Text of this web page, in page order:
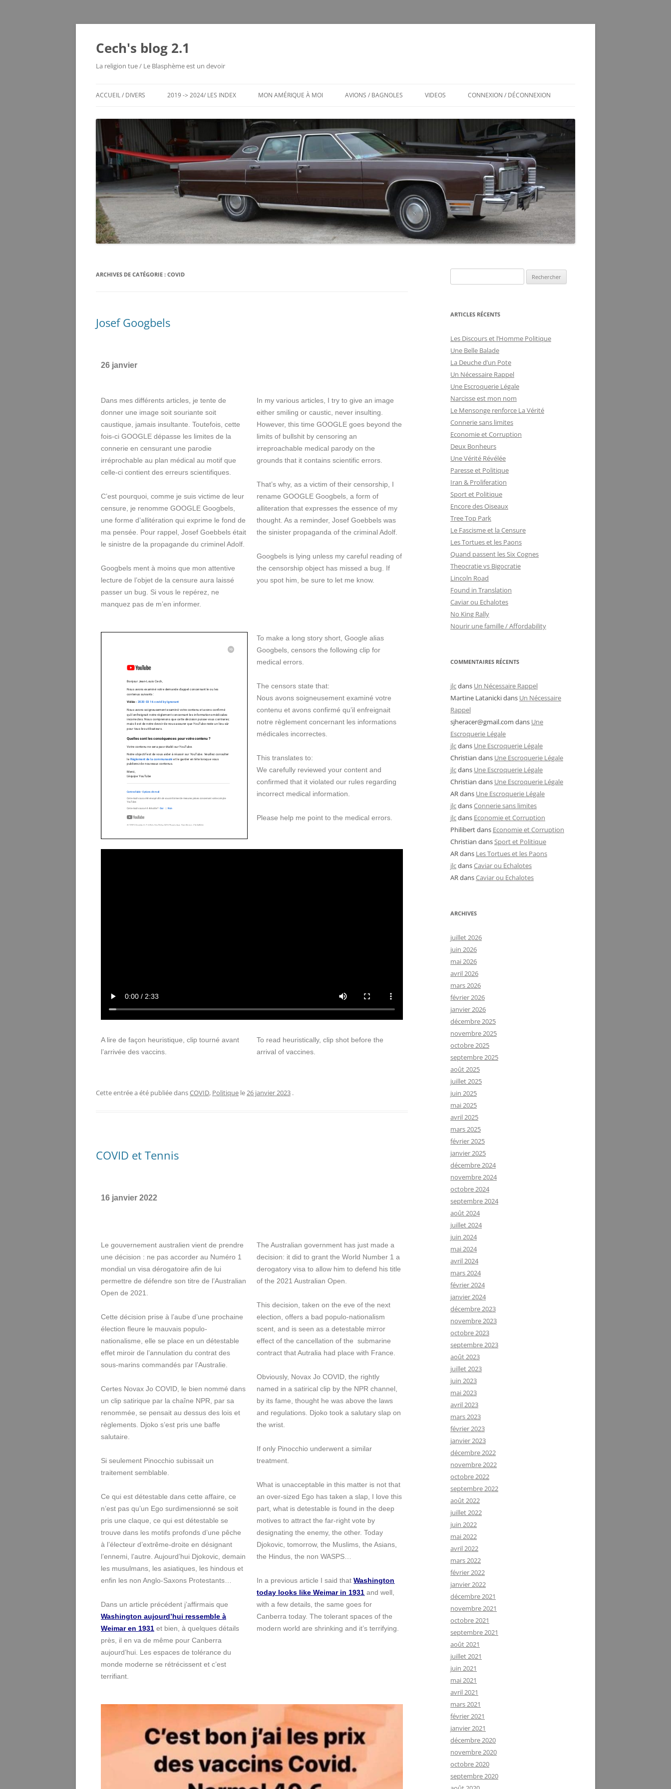
Cech's blog 2.1
La religion tue / Le Blasphème est un devoir
ACCUEIL / DIVERS
LES VOYAGES RÊVÉS
ECHEC / JEUX DE RÉFLEXION
SERVER STATUS
LE VIEUX BLOG
2019 -> 2024/ LES INDEX
MAYOTTE 2004
MON AMÉRIQUE À MOI
MON AMÉRIQUE À MOI / MENU LES PUBS TOXIQUES
ARCHITECTURE BIZARRE ET TOUT
VENANT
AVIONS / BAGNOLES
AVIONS ET BAGNOLES (MENU) 350SL / LOG
350 SL LES SOUCIS D’UNE
ADOPTION MAL GÉRÉE
VÉRINS DE COFFRE 350SL
SCHÉMA ÉLECTRIQUE 2CV6 PAST
DE LA FRILOSITÉ
VIDEOS CONNEXION / DÉCONNEXION
ARCHIVES DE CATÉGORIE : COVID
Josef Googbels
26 janvier
Dans mes différents articles, je tente de
donner une image soit souriante soit
caustique, jamais insultante. Toutefois, cette
fois-ci GOOGLE dépasse les limites de la
connerie en censurant une parodie
irréprochable au plan médical au motif que
celle-ci contient des erreurs scientifiques.
C’est pourquoi, comme je suis victime de leur
censure, je renomme GOOGLE Googbels,
une forme d’allitération qui exprime le fond de
ma pensée. Pour rappel, Josef Goebbels était
le sinistre de la propagande du criminel Adolf.
Googbels ment à moins que mon attentive
lecture de l’objet de la censure aura laissé
passer un bug. Si vous le repérez, ne
manquez pas de m’en informer.
In my various articles, I try to give an image
either smiling or caustic, never insulting.
However, this time GOOGLE goes beyond the
limits of bullshit by censoring an
irreproachable medical parody on the
grounds that it contains scientific errors.
That’s why, as a victim of their censorship, I
rename GOOGLE Googbels, a form of
alliteration that expresses the essence of my
thought. As a reminder, Josef Goebbels was
the sinister propaganda of the criminal Adolf.
Googbels is lying unless my careful reading of
the censorship object has missed a bug. If
you spot him, be sure to let me know.
To make a long story short, Google alias
Googbels, censors the following clip for
medical errors.
The censors state that:
Nous avons soigneusement examiné votre
contenu et avons confirmé qu’il enfreignait
notre règlement concernant les informations
médicales incorrectes.
This translates to:
We carefully reviewed your content and
confirmed that it violated our rules regarding
incorrect medical information.
Please help me point to the medical errors.
A lire de façon heuristique, clip tourné avant
l’arrivée des vaccins.
To read heuristically, clip shot before the
arrival of vaccines.
Cette entrée a été publiée dansCOVID, Politique le26 janvier 2023 .
COVID et Tennis
16 janvier 2022
Le gouvernement australien vient de prendre
une décision : ne pas accorder au Numéro 1
mondial un visa dérogatoire afin de lui
permettre de défendre son titre de l’Australian
Open de 2021.
Cette décision prise à l’aube d’une prochaine
élection fleure le mauvais populo-
nationalisme, elle se place en un détestable
effet miroir de l’annulation du contrat des
sous-marins commandés par l’Australie.
Certes Novax Jo COVID, le bien nommé dans
un clip satirique par la chaîne NPR, par sa
renommée, se pensait au dessus des lois et
règlements. Djoko s’est pris une baffe
salutaire.
Si seulement Pinocchio subissait un
traitement semblable.
Ce qui est détestable dans cette affaire, ce
n’est pas qu’un Ego surdimensionné se soit
pris une claque, ce qui est détestable se
trouve dans les motifs profonds d’une pêche
à l’électeur d’extrême-droite en désignant
l’ennemi, l’autre. Aujourd’hui Djokovic, demain
les musulmans, les asiatiques, les hindous et
enfin les non Anglo-Saxons Protestants…
Dans un article précédent j’affirmais que
Washington aujourd’hui ressemble à
Weimar en 1931 et bien, à quelques détails
près, il en va de même pour Canberra
aujourd’hui. Les espaces de tolérance du
monde moderne se rétrécissent et c’est
terrifiant.
The Australian government has just made a
decision: it did to grant the World Number 1 a
derogatory visa to allow him to defend his title
of the 2021 Australian Open.
This decision, taken on the eve of the next
election, offers a bad populo-nationalism
scent, and is seen as a detestable mirror
effect of the cancellation of the submarine
contract that Autralia had place with France.
Obviously, Novax Jo COVID, the rightly
named in a satirical clip by the NPR channel,
by its fame, thought he was above the laws
and regulations. Djoko took a salutary slap on
the wrist.
If only Pinocchio underwent a similar
treatment.
What is unacceptable in this matter is not that
an over-sized Ego has taken a slap, I love this
part, what is detestable is found in the deep
motives to attract the far-right vote by
designating the enemy, the other. Today
Djokovic, tomorrow, the Muslims, the Asians,
the Hindus, the non WASPS…
In a previous article I said thatWashington
today looks like Weimar in 1931 and well,
with a few details, the same goes for
Canberra today. The tolerant spaces of the
modern world are shrinking and it’s terrifying.
ARTICLES RÉCENTS
Les Discours et l’Homme Politique
Une Belle Balade
La Deuche d’un Pote
Un Nécessaire Rappel
Une Escroquerie Légale
Narcisse est mon nom
Le Mensonge renforce La Vérité
Connerie sans limites
Economie et Corruption
Deux Bonheurs
Une Vérité Révélée
Paresse et Politique
Iran & Proliferation
Sport et Politique
Encore des Oiseaux
Tree Top Park
Le Fascisme et la Censure
Les Tortues et les Paons
Quand passent les Six Cognes
Theocratie vs Bigocratie
Lincoln Road
Found in Translation
Caviar ou Echalotes
No King Rally
Nourir une famille / Affordability
COMMENTAIRES RÉCENTS
jlcdans Un Nécessaire Rappel
Martine Latanickidans Un Nécessaire
Rappel
sjheracer@gmail.com dans Une
Escroquerie Légale
jlcdans Une Escroquerie Légale
Christian dans Une Escroquerie Légale
jlcdans Une Escroquerie Légale
Christian dans Une Escroquerie Légale
AR dans Une Escroquerie Légale
jlcdansConnerie sans limites
jlcdans Economie et Corruption
Philibertdans Economie et Corruption
Christian dans Sport et Politique
AR dans Les Tortues et les Paons
jlcdansCaviar ou Echalotes
AR dansCaviar ou Echalotes
ARCHIVES
juillet 2026
juin 2026
mai 2026
avril 2026
mars 2026
février 2026
janvier 2026
décembre 2025
novembre 2025
octobre 2025
septembre 2025
août 2025
juillet 2025
juin 2025
mai 2025
avril 2025
mars 2025
février 2025
janvier 2025
décembre 2024
novembre 2024
octobre 2024
septembre 2024
août 2024
juillet 2024
juin 2024
mai 2024
avril 2024
mars 2024
février 2024
janvier 2024
décembre 2023
novembre 2023
octobre 2023
septembre 2023
août 2023
juillet 2023
juin 2023
mai 2023
avril 2023
mars 2023
février 2023
janvier 2023
décembre 2022
novembre 2022
octobre 2022
septembre 2022
août 2022
juillet 2022
juin 2022
mai 2022
avril 2022
mars 2022
février 2022
janvier 2022
décembre 2021
novembre 2021
octobre 2021
septembre 2021
août 2021
juillet 2021
juin 2021
mai 2021
avril 2021
mars 2021
février 2021
janvier 2021
décembre 2020
novembre 2020
octobre 2020
septembre 2020